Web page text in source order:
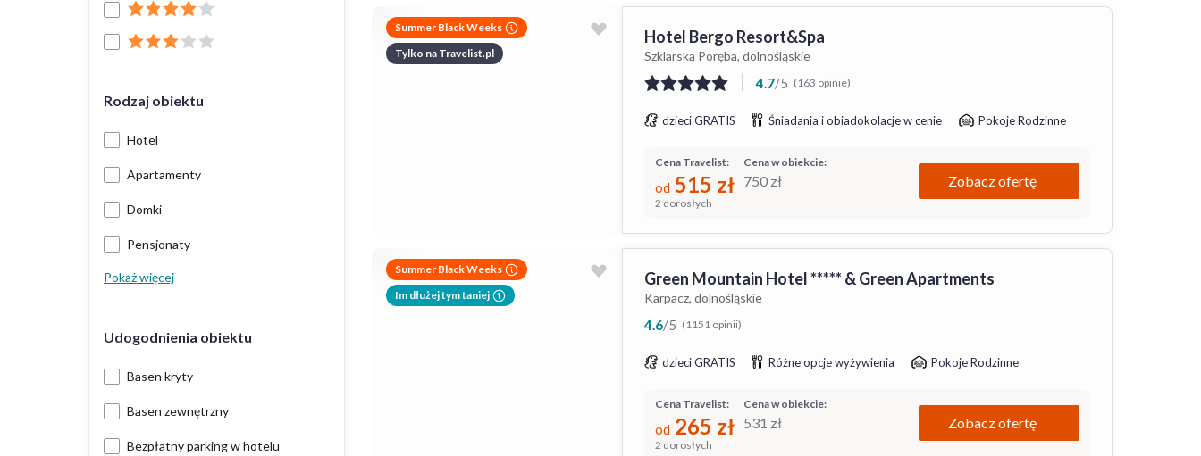
Rodzaj obiektu
Hotel
Apartamenty
Domki
Pensjonaty
Pokaż więcej
Udogodnienia obiektu
Basen kryty
Basen zewnętrzny
Bezpłatny parking w hotelu
Summer Black Weeks
Tylko na Travelist.pl
Hotel Bergo Resort&Spa
Szklarska Poręba, dolnośląskie
4.7/5 (163 opinie)
dzieci GRATIS Śniadania i obiadokolacje w cenie Pokoje Rodzinne
Cena w obiekcie:
750 zł
Cena Travelist:
od 515 zł
2 dorosłych
Zobacz ofertę
Summer Black Weeks
Im dłużej tym taniej
Green Mountain Hotel ***** & Green Apartments
Karpacz, dolnośląskie
4.6/5 (1151 opinii)
dzieci GRATIS Różne opcje wyżywienia Pokoje Rodzinne
Cena w obiekcie:
531 zł
Cena Travelist:
od 265 zł
2 dorosłych
Zobacz ofertę